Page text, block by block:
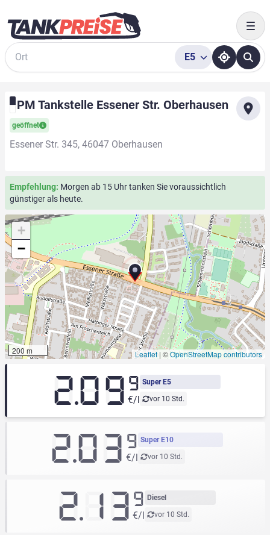
Suche
E5
PM Tankstelle Essener Str. Oberhausen
geöffnet
Essener Str. 345, 46047 Oberhausen
Empfehlung: Morgen ab 15 Uhr tanken Sie voraussichtlich
günstiger als heute.
+
−
200 m Leaflet | ©OpenStreetMap contributors
Super E5
vor 10 Std.
2.099
€/l
Super E10
vor 10 Std.
2.03 9
€/l
Diesel
vor 10 Std.
2.139
€/l